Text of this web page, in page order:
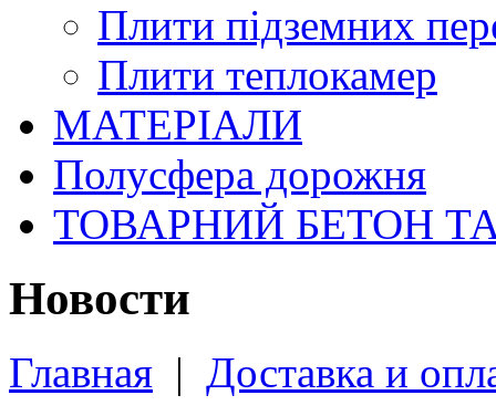
Плити підземних
Плити теплокамер
МАТЕРІАЛИ
Полусфера дорожня
ТОВАРНИЙ БЕТОН
Новости
Главная | Доставка и